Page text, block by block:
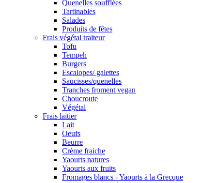
Quenelles soufflées
Tartinables
Salades
Produits de fêtes
Frais végétal traiteur
Tofu
Tempeh
Burgers
Escalopes/ galettes
Saucisses/quenelles
Tranches froment vegan
Choucroute
Végétal
Frais laitier
Lait
Oeufs
Beurre
Crème fraiche
Yaourts natures
Yaourts aux fruits
Fromages blancs - Yaourts à la Grecque